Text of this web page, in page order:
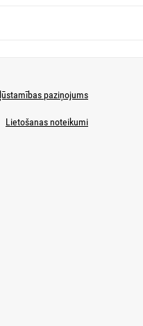
paziņojums
Lietošanas noteikumi